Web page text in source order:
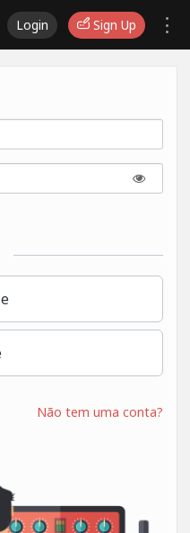
Login Sign Up
Não tem uma conta?